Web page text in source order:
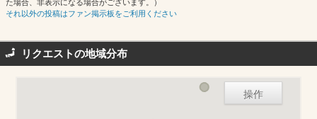
た場合、非表示になる場合がございます。）
それ以外の投稿はファン掲示板をご利用ください
リクエストの地域分布
操作